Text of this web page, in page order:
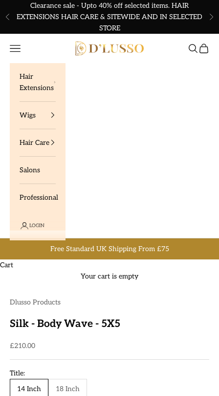
Skip to content
Previous
Clearance sale - Upto 40% off selected items. HAIR
EXTENSIONS HAIR CARE & SITEWIDE AND IN SELECTED
STORE
Dlusso Products
Navigation menu Search
Cart
Hair
Extensions
Wigs
Hair Care
Salons
Professional
LOGIN
Free Standard UK Shipping From £75
Cart
Your cart is empty
Dlusso Products
Silk - Body Wave - 5X5
Sale price
£210.00
Title:
14 Inch
18 Inch